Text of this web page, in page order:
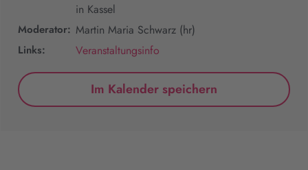
in Kassel
Moderator: Martin Maria Schwarz (hr)
Links: Veranstaltungsinfo
Im Kalender speichern